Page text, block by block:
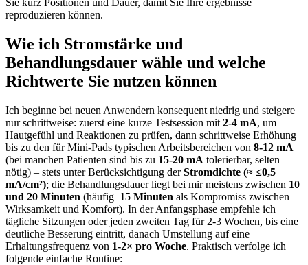
Sie kurz Positionen und Dauer,​ damit Sie‍ Ihre ergebnisse
reproduzieren können.
Wie ich⁣ Stromstärke‍ und ​
Behandlungsdauer wähle ​und welche
⁣Richtwerte Sie nutzen können
Ich ⁣beginne bei neuen Anwendern⁤ konsequent niedrig und steigere
⁢nur schrittweise: zuerst eine kurze Testsession mit 2-4 mA, ⁤um
Hautgefühl und ‍Reaktionen zu prüfen,⁣ dann schrittweise Erhöhung
bis zu den ‍für Mini‑Pads ⁢typischen Arbeitsbereichen von⁤ 8-12 mA
⁣(bei manchen Patienten sind bis zu 15-20 mA tolerierbar, selten
nötig) – ‌stets unter Berücksichtigung derStromdichte⁢ (≈ ⁢≤0,5
mA/cm²); ​die Behandlungsdauer liegt bei‌ mir meistens zwischen 10‌
und 20⁢ Minuten (häufig ⁤ 15 ​Minuten als‍ Kompromiss zwischen
Wirksamkeit und Komfort). In der Anfangsphase empfehle ich
⁢tägliche Sitzungen oder jeden zweiten Tag ​für 2-3 Wochen, bis ⁢eine
deutliche Besserung⁢ eintritt, danach ‌Umstellung auf eine
Erhaltungsfrequenz von 1-2×⁣ pro⁤ Woche. Praktisch verfolge ‌ich
folgende einfache​ Routine:​